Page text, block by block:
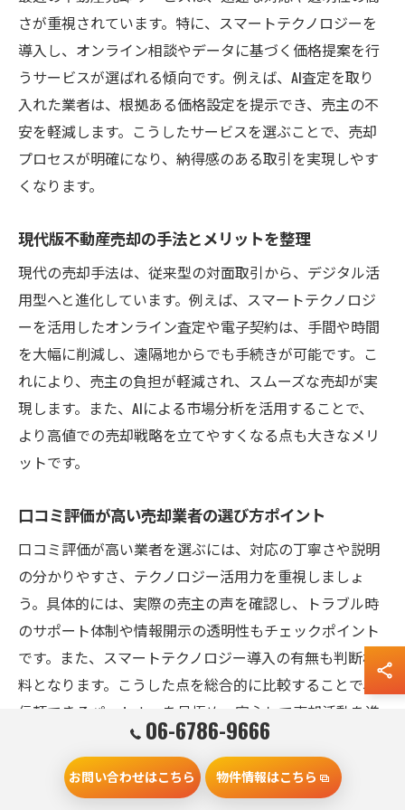
さが重視されています。特に、スマートテクノロジーを
導入し、オンライン相談やデータに基づく価格提案を行
うサービスが選ばれる傾向です。例えば、AI査定を取り
入れた業者は、根拠ある価格設定を提示でき、売主の不
安を軽減します。こうしたサービスを選ぶことで、売却
プロセスが明確になり、納得感のある取引を実現しやす
くなります。
現代版不動産売却の手法とメリットを整理
現代の売却手法は、従来型の対面取引から、デジタル活
用型へと進化しています。例えば、スマートテクノロジ
ーを活用したオンライン査定や電子契約は、手間や時間
を大幅に削減し、遠隔地からでも手続きが可能です。こ
れにより、売主の負担が軽減され、スムーズな売却が実
現します。また、AIによる市場分析を活用することで、
より高値での売却戦略を立てやすくなる点も大きなメリ
ットです。
口コミ評価が高い売却業者の選び方ポイント
口コミ評価が高い業者を選ぶには、対応の丁寧さや説明
の分かりやすさ、テクノロジー活用力を重視しましょ
う。具体的には、実際の売主の声を確認し、トラブル時
のサポート体制や情報開示の透明性もチェックポイント
です。また、スマートテクノロジー導入の有無も判断材
料となります。こうした点を総合的に比較することで、
信頼できるパートナーを見極め、安心して売却活動を進
城東区の不動産売却で押さえたい注意点
06-6786-9666
お問い合わせはこちら 物件情報はこちら